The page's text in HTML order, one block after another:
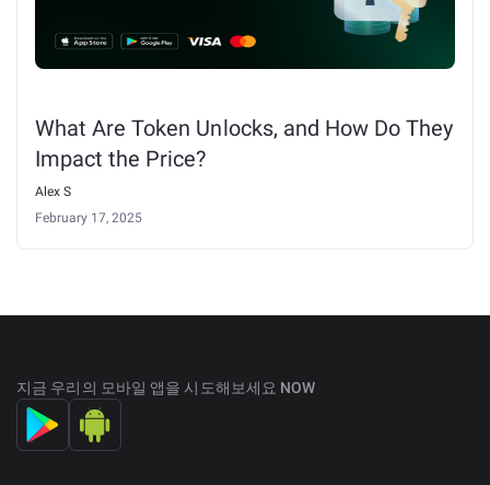
What Are Token Unlocks, and How Do They
Impact the Price?
Alex S
February 17, 2025
지금 우리의 모바일 앱을 시도해보세요 NOW